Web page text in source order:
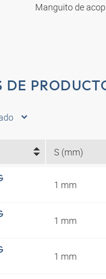
Manguito de
DE
S (mm)
1 mm
1 mm
1 mm